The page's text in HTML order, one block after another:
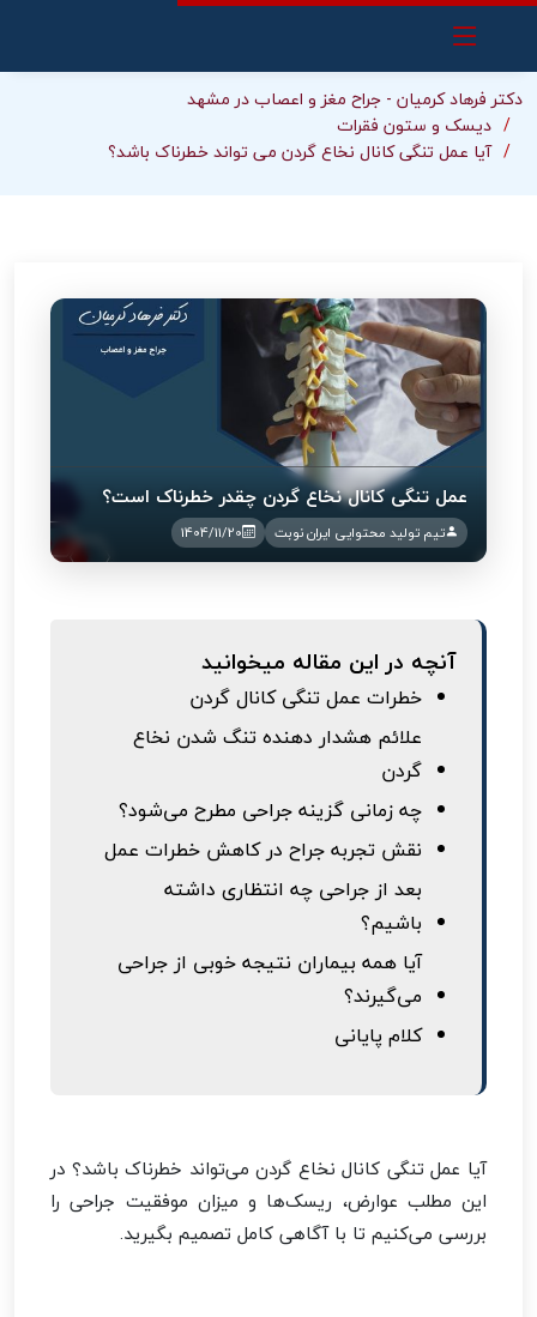
دکتر فرهاد کرمیان - جراح مغز و اعصاب در مشهد
دیسک و ستون فقرات
آیا عمل تنگی کانال نخاع گردن می تواند خطرناک باشد؟
عمل تنگی کانال نخاع گردن چقدر خطرناک است؟
تیم تولید محتوایی ایران نوبت 1404/11/20
آنچه در این مقاله میخوانید
خطرات عمل تنگی کانال گردن
علائم هشدار دهنده تنگ شدن نخاع
گردن
چه زمانی گزینه جراحی مطرح می‌شود؟
نقش تجربه جراح در کاهش خطرات عمل
بعد از جراحی چه انتظاری داشته
باشیم؟
آیا همه بیماران نتیجه خوبی از جراحی
می‌گیرند؟
کلام پایانی
آیا عمل تنگی کانال نخاع گردن می‌تواند خطرناک باشد؟ در
این مطلب عوارض، ریسک‌ها و میزان موفقیت جراحی را
بررسی می‌کنیم تا با آگاهی کامل تصمیم بگیرید.